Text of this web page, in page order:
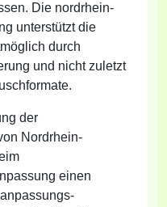
Die nordrhein-
unterstützt die
durch
und nicht zuletzt
der
Nordrhein-
einen